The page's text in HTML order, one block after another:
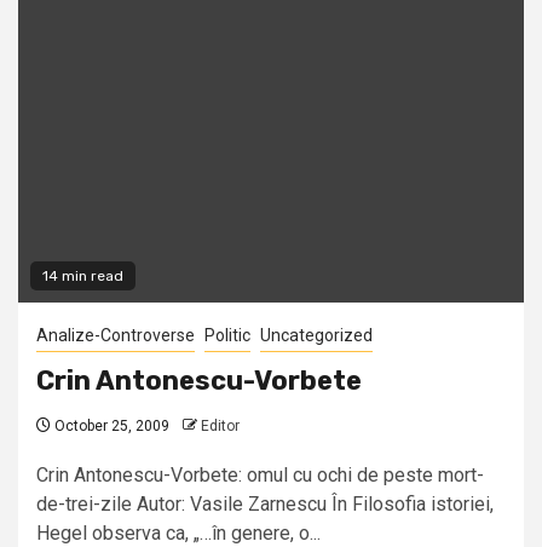
14 min read
Analize-Controverse Politic Uncategorized
Crin Antonescu-Vorbete
October 25, 2009 Editor
Crin Antonescu-Vorbete: omul cu ochi de peste mort-
de-trei-zile Autor: Vasile Zarnescu În Filosofia istoriei,
Hegel observa ca, „…în genere, o...